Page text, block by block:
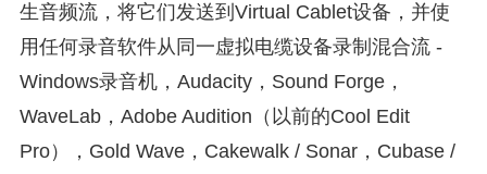
生音频流，将它们发送到Virtual Cablet设备，并使
用任何录音软件从同一虚拟电缆设备录制混合流 -
Windows录音机，Audacity，Sound Forge，
WaveLab，Adobe Audition（以前的Cool Edit
Pro），Gold Wave，Cakewalk / Sonar，Cubase /